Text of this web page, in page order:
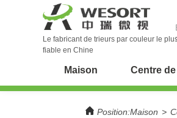
Le fabricant de trieurs par couleur le
fiable en Chine
Maison Centre
Position:Maison >